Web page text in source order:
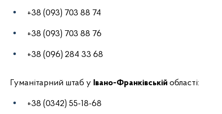
+38 (093) 703 88 74
+38 (093) 703 88 76
+38 (096) 284 33 68
Гуманітарний штаб у Івано-Франківській області:
+38 (0342) 55-18-68